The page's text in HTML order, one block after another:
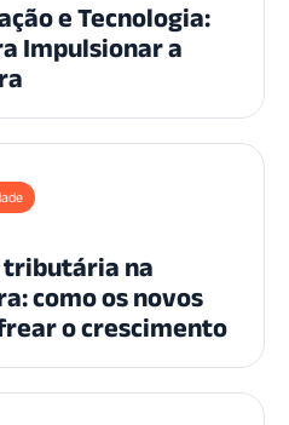
e Tecnologia:
Impulsionar a
tributária na
como os novos
o crescimento